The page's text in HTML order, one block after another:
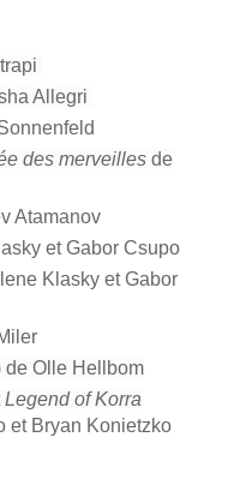
Allegri
des merveillesde
Atamanov
et Gabor Csupo
Klasky et Gabor
Olle Hellbom
Legend of Korra
et Bryan Konietzko